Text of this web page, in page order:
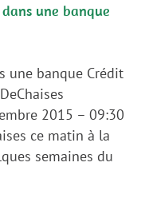
une banque
une banque Crédit
2015 – 09:30
ce matin à la
semaines du